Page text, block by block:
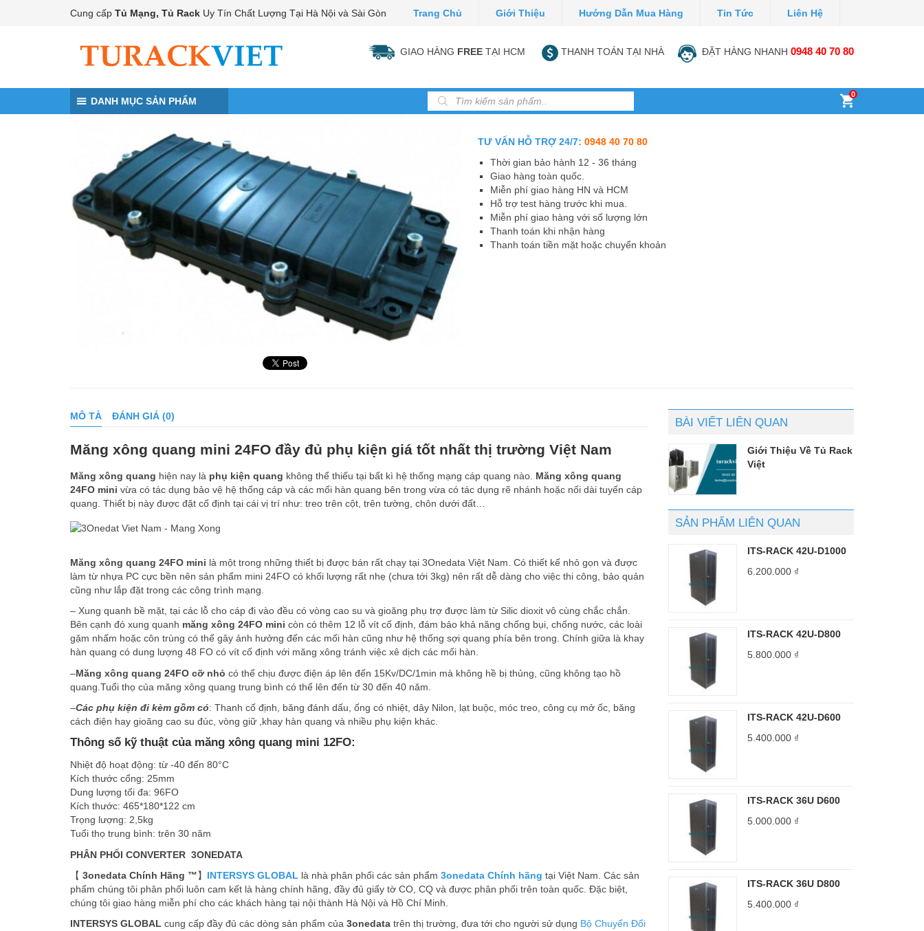
Cung cấp Tủ Mạng, Tủ Rack Uy Tín Chất Lượng Tại Hà Nội và Sài Gòn Trang Chủ Giới Thiệu Hướng Dẫn Mua Hàng Tin Tức Liên Hệ
GIAO HÀNG FREE TẠI HCM THANH TOÁN TẠI NHÀ ĐẶT HÀNG NHANH 0948 40 70 80
DANH MỤC SẢN PHẨM Tìm kiếm sản phẩm 0
TƯ VẤN HỖ TRỢ 24/7: 0948 40 70 80
Thời gian bảo hành 12 - 36 tháng
Giao hàng toàn quốc.
Miễn phí giao hàng HN và HCM
Hỗ trợ test hàng trước khi mua.
Miễn phí giao hàng với số lượng lớn
Thanh toán khi nhận hàng
Thanh toán tiền mặt hoặc chuyển khoản
MÔ TẢ ĐÁNH GIÁ (0)
Măng xông quang mini 24FO đầy đủ phụ kiện giá tốt nhất thị trường Việt Nam
Măng xông quang hiện nay là phụ kiện quang không thể thiếu tại bất kì hệ thống mạng cáp quang nào. Măng xông quang
24FO mini vừa có tác dụng bảo vệ hệ thống cáp và các mối hàn quang bên trong vừa có tác dụng rẽ nhánh hoặc nối dài tuyến cáp
quang. Thiết bị này được đặt cố định tại cái vị trí như: treo trên cột, trên tường, chôn dưới đất…
Măng xông quang 24FO mini là một trong những thiết bị được bán rất chạy tại 3Onedata Việt Nam. Có thiết kế nhỏ gọn và được
làm từ nhựa PC cực bền nên sản phẩm mini 24FO có khối lượng rất nhẹ (chưa tới 3kg) nên rất dễ dàng cho việc thi công, bảo quản
cũng như lắp đặt trong các công trình mạng.
– Xung quanh bề mặt, tại các lỗ cho cáp đi vào đều có vòng cao su và gioăng phụ trợ được làm từ Silic dioxit vô cùng chắc chắn.
Bên cạnh đó xung quanh măng xông 24FO mini còn có thêm 12 lỗ vít cố định, đám bảo khả năng chống bụi, chống nước, các loài
gặm nhấm hoặc côn trùng có thể gây ảnh hưởng đến các mối hàn cũng như hệ thống sợi quang phía bên trong. Chính giữa là khay
hàn quang có dung lượng 48 FO có vít cố định với măng xông tránh việc xê dịch các mối hàn.
–Măng xông quang 24FO cỡ nhỏ có thể chịu được điện áp lên đến 15Kv/DC/1min mà không hề bị thủng, cũng không tạo hồ
quang.Tuổi thọ của măng xông quang trung bình có thể lên đến từ 30 đến 40 năm.
–Các phụ kiện đi kèm gồm có: Thanh cố định, băng đánh dấu, ống có nhiệt, dây Nilon, lạt buộc, móc treo, công cụ mở ốc, băng
cách điện hay gioăng cao su đúc, vòng giữ ,khay hàn quang và nhiều phụ kiện khác.
Thông số kỹ thuật của măng xông quang mini 12FO:
Nhiệt độ hoạt động: từ -40 đến 80°C
Kích thước cổng: 25mm
Dung lượng tối đa: 96FO
Kích thước: 465*180*122 cm
Trọng lượng: 2,5kg
Tuổi thọ trung bình: trên 30 năm
PHÂN PHỐI CONVERTER 3ONEDATA
【 3onedata Chính Hãng ™】 INTERSYS GLOBAL là nhà phân phối các sản phẩm 3onedata Chính hãng tại Việt Nam. Các sản
phẩm chúng tôi phân phối luôn cam kết là hàng chính hãng, đầy đủ giấy tờ CO, CQ và được phân phối trên toàn quốc. Đặc biệt,
chúng tôi giao hàng miễn phí cho các khách hàng tại nội thành Hà Nội và Hồ Chí Minh.
INTERSYS GLOBAL cung cấp đầy đủ các dòng sản phẩm của 3onedata trên thị trường, đưa tới cho người sử dụng Bộ Chuyển Đổi
BÀI VIẾT LIÊN QUAN
Giới Thiệu Về Tủ Rack
Việt
SẢN PHẨM LIÊN QUAN
ITS-RACK 42U-D1000
6.200.000 ₫
ITS-RACK 42U-D800
5.800.000 ₫
ITS-RACK 42U-D600
5.400.000 ₫
ITS-RACK 36U D600
5.000.000 ₫
ITS-RACK 36U D800
5.400.000 ₫